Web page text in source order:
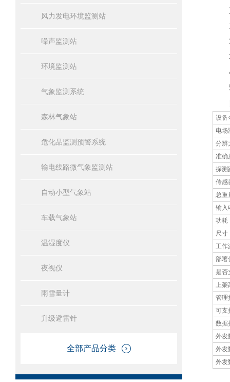
风力发电环境监测站
噪声监测站
环境监测站
气象监测系统
森林气象站
危化品监测预警系统
输电线路微气象监测站
自动小型气象站
车载气象站
温湿度仪
夜视仪
雨雪量计
升级避雷针
全部产品分类
三
1.
2.
3.
4.
5.
设备
电场
分辨
准确
探测
传感
总重
输入
功耗
尺寸
工作
部署
是否
上架
管理
可支
数据
外发
外发
外发